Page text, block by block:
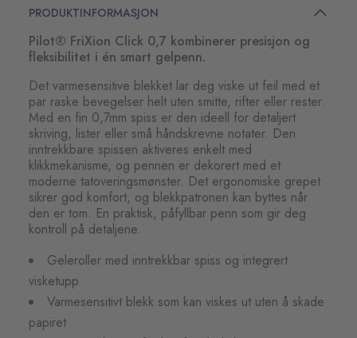
PRODUKTINFORMASJON
Pilot® FriXion Click 0,7 kombinerer presisjon og
fleksibilitet i én smart gelpenn.
Det varmesensitive blekket lar deg viske ut feil med et
par raske bevegelser helt uten smitte, rifter eller rester.
Med en fin 0,7mm spiss er den ideell for detaljert
skriving, lister eller små håndskrevne notater. Den
inntrekkbare spissen aktiveres enkelt med
klikkmekanisme, og pennen er dekorert med et
moderne tatoveringsmønster. Det ergonomiske grepet
sikrer god komfort, og blekkpatronen kan byttes når
den er tom. En praktisk, påfyllbar penn som gir deg
kontroll på detaljene.
Geleroller med inntrekkbar spiss og integrert
visketupp
Varmesensitivt blekk som kan viskes ut uten å skade
papiret